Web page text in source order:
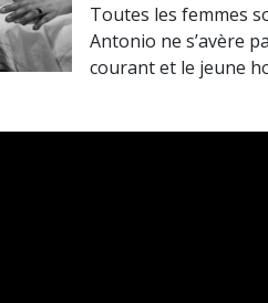
Toutes les femmes
Antonio ne s’avère
courant et le jeune